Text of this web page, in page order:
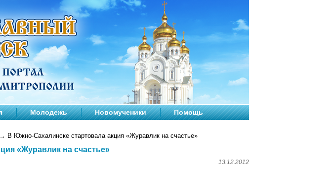
Молодежь Новомученики Помощь
→ В Южно-Сахалинске стартовала акция «Журавлик на счастье»
«Журавлик на счастье»
13.12.2012